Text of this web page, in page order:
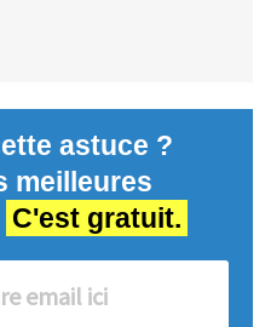
astuce ?
meilleures
C'est gratuit.